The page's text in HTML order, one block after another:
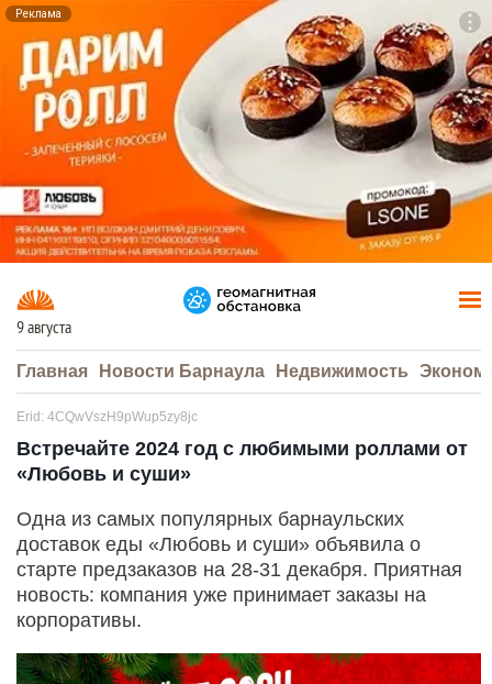
Реклама
9 августа
Главная Новости Барнаула Недвижимость
Erid: 4CQwVszH9pWup5zy8jc
Встречайте 2024 год с любимыми роллами от
«Любовь и суши»
Одна из самых популярных барнаульских
доставок еды «Любовь и суши» объявила о
старте предзаказов на 28-31 декабря. Приятная
новость: компания уже принимает заказы на
корпоративы.